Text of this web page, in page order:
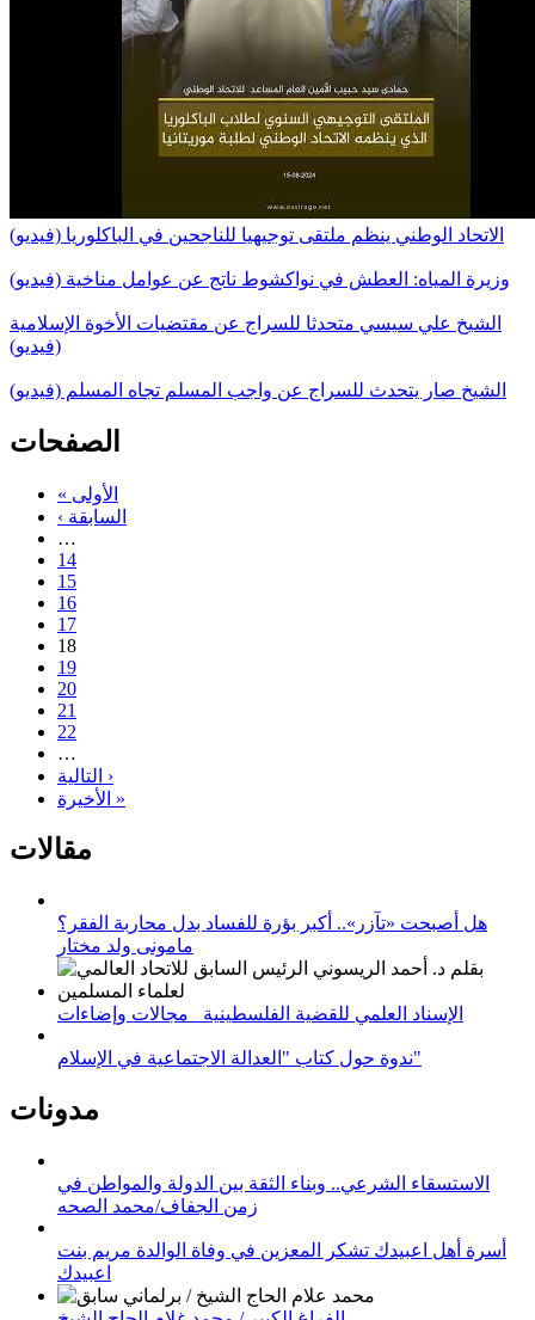
الاتحاد الوطني ينظم ملتقى توجيهيا للناجحين في الباكلوريا (فيديو)
وزيرة المياه: العطش في نواكشوط ناتج عن عوامل مناخية (فيديو)
الشيخ علي سيسي متحدثا للسراج عن مقتضيات الأخوة الإسلامية
(فيديو)
الشيخ صار يتحدث للسراج عن واجب المسلم تجاه المسلم (فيديو)
الصفحات
« الأولى
‹ السابقة
…
14
15
16
17
18
19
20
21
22
…
التالية ›
الأخيرة »
مقالات
هل أصبحت «تآزر».. أكبر بؤرة للفساد بدل محاربة الفقر؟
مامونى ولد مختار
الإسناد العلمي للقضية الفلسطينية_ مجالات وإضاءات
ندوة حول كتاب "العدالة الاجتماعية في الإسلام"
مدونات
الاستسقاء الشرعي.. وبناء الثقة بين الدولة والمواطن في
زمن الجفاف/محمد الصحه
أسرة أهل اعبيدك تشكر المعزين في وفاة الوالدة مريم بنت
اعبيدك